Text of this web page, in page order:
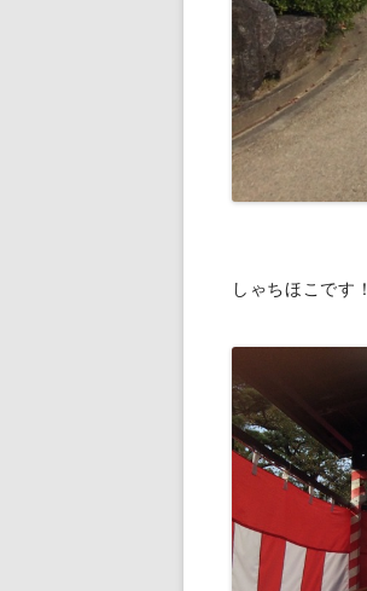
しゃちほこです！